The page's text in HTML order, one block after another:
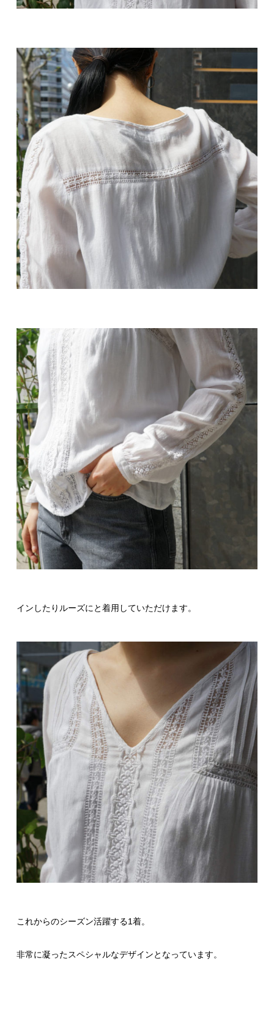
インしたりルーズにと着用していただけます。
これからのシーズン活躍する1着。
非常に凝ったスペシャルなデザインとなっています。